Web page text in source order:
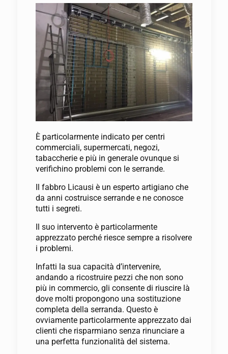
È particolarmente indicato per centri
commerciali, supermercati, negozi,
tabaccherie e più in generale ovunque si
verifichino problemi con le serrande.
Il fabbro Licausi è un esperto artigiano che
da anni costruisce serrande e ne conosce
tutti i segreti.
Il suo intervento è particolarmente
apprezzato perché riesce sempre a risolvere
i problemi.
Infatti la sua capacità d’intervenire,
andando a ricostruire pezzi che non sono
più in commercio, gli consente di riuscire là
dove molti propongono una sostituzione
completa della serranda. Questo è
ovviamente particolarmente apprezzato dai
clienti che risparmiano senza rinunciare a
una perfetta funzionalità del sistema.